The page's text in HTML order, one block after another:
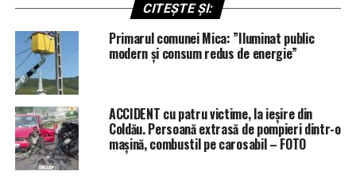
CITEȘTE ȘI:
Primarul comunei Mica: ”Iluminat public
modern și consum redus de energie”
ACCIDENT cu patru victime, la ieșire din
Coldău. Persoană extrasă de pompieri dintr-o
mașină, combustil pe carosabil – FOTO